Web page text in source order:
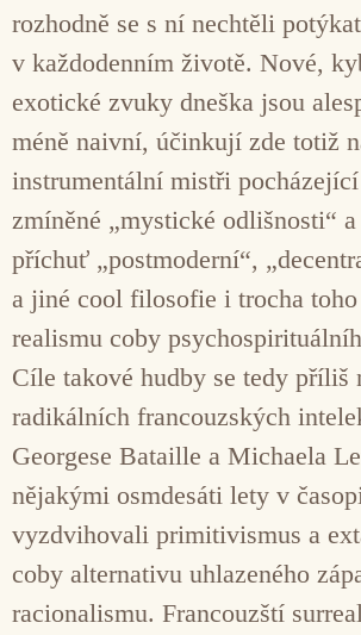
rozhodně se s ní nechtěli potýkat
v každodenním životě. Nové,
exotické zvuky dneška jsou
méně naivní, účinkují zde totiž
instrumentální mistři
zmíněné „mystické odlišnosti“
příchuť „postmoderní“,
a jiné cool filosofie i trocha
realismu coby
Cíle takové hudby se tedy příliš
radikálních francouzských
Georgese Bataille a Michaela
nějakými osmdesáti lety v
vyzdvihovali primitivismus a
coby alternativu uhlazeného
racionalismu. Francouzští